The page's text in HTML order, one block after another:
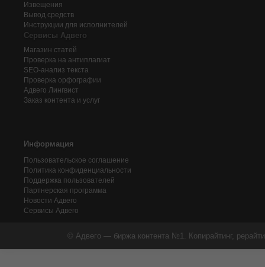
Извещения
Вывод средств
Инструкции для исполнителей
Сервисы Адвего
Магазин статей
Проверка на антиплагиат
SEO-анализ текста
Проверка орфографии
Адвего Лингвист
Заказ контента и услуг
Информация
Пользовательское соглашение
Политика конфиденциальности
Поддержка пользователей
Партнерская программа
Новости Адвего
Сервисы Адвего
© Адвего — биржа контента №1. Копирайтинг,